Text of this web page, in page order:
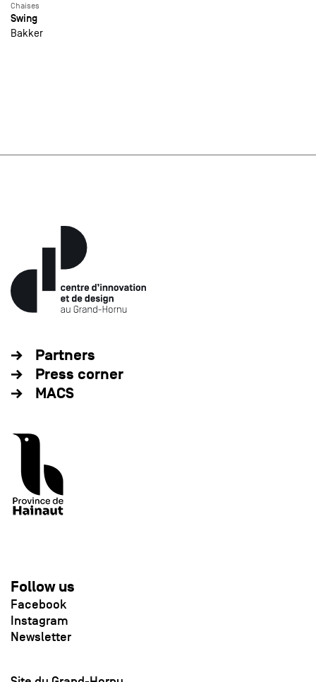
Chaises
Swing
Bakker
Partners
Press corner
MACS
Follow us
Facebook
Instagram
Newsletter